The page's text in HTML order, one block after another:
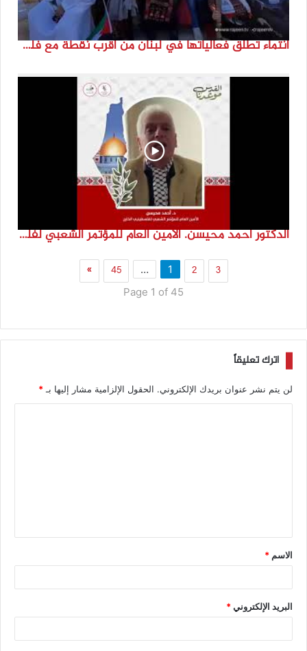
انتماء تطلق فعالياتها في لبنان من أقرب نقطة مع فلسطين المحتلة في ذكرى النكبة_74تقرير: جنى شحرور
الدكتور احمد محيسن. الامين العام للمؤتمر الشعبي لفلسطينيي الخارج
1 2 3
…
45
»
Page 1 of 45
اترك تعليقاً
لن يتم نشر عنوان بريدك الإلكتروني. الحقول الإلزامية مشار إليها بـ *
الاسم *
البريد الإلكتروني*